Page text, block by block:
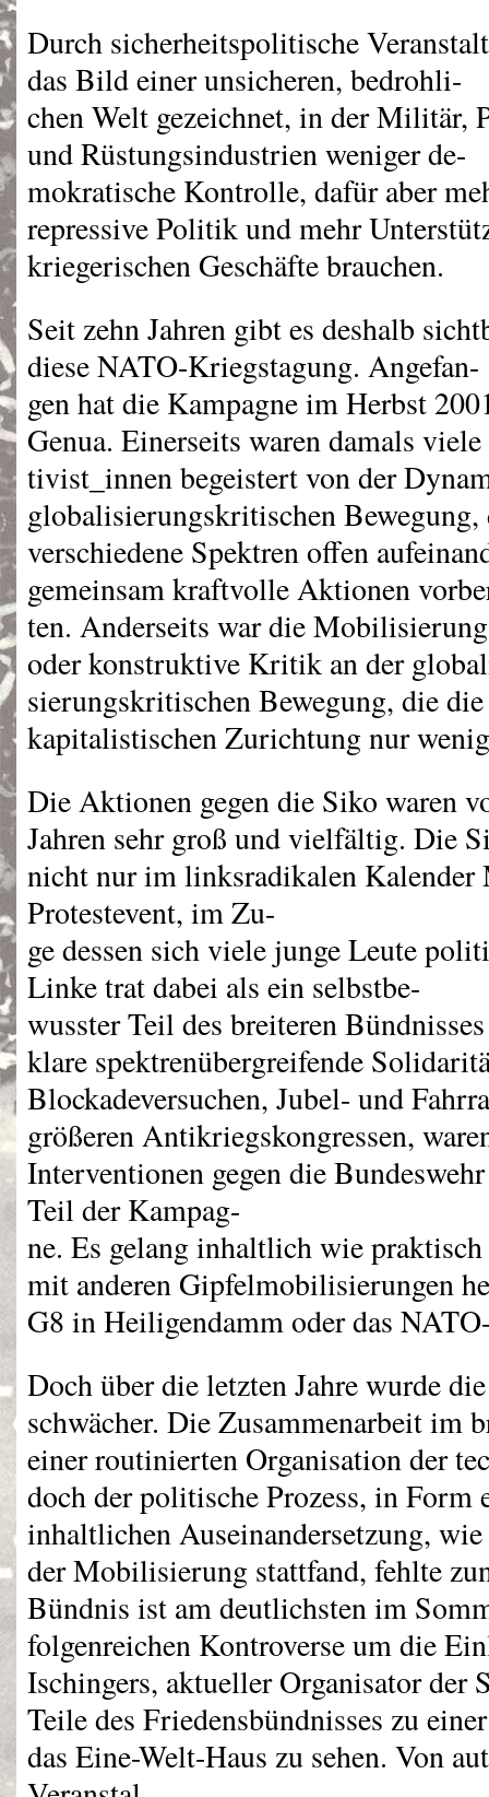
Durch sicherheitspolitische
das Bild einer unsicheren, bedrohli-
chen Welt gezeichnet, in der Militär,
und Rüstungsindustrien weniger de-
mokratische Kontrolle, dafür aber
repressive Politik und mehr
kriegerischen Geschäfte brauchen.
Seit zehn Jahren gibt es deshalb
dieseNATO-Kriegstagung. Angefan-
gen hat die Kampagne im Herbst
Genua. Einerseits waren damals
tivist_innen begeistert von der
globalisierungskritischen Bewegung,
verschiedene Spektren offen
gemeinsam kraftvolle Aktionen
ten. Anderseits war die
oder konstruktive Kritik an der
sierungskritischen Bewegung, die
kapitalistischen Zurichtung nur
Die Aktionen gegen die Siko waren
Jahren sehr groß und vielfältig. Die
nicht nur im linksradikalen Kalender
Protestevent, im Zu-
ge dessen sich viele junge Leute
Linke trat dabei als ein selbstbe-
wusster Teil des breiteren
klare spektrenübergreifende
Blockadeversuchen, Jubel- und
größeren Antikriegskongressen,
Interventionen gegen die
Teil der Kampag-
ne. Es gelang inhaltlich wie
mit anderen Gipfelmobilisierungen
G8 in Heiligendamm oder das NATO
Doch über die letzten Jahre wurde
schwächer. Die Zusammenarbeit im
einer routinierten Organisation der
doch der politische Prozess, in Form
inhaltlichen Auseinandersetzung, wie
der Mobilisierung stattfand, fehlte
Bündnis ist am deutlichsten im
folgenreichen Kontroverse um die
Ischingers, aktueller Organisator der
Teile des Friedensbündnisses zu
das Eine-Welt-Haus zu sehen. Von